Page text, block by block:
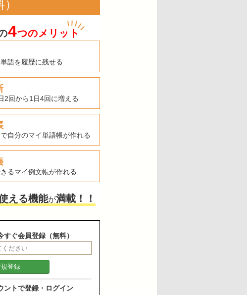
4つのメリット
語を履歴に残せる
2回から1日4回に増える
自分のマイ単語帳が作れる
るマイ例文帳が作れる
える機能が満載！！
すぐ会員登録（無料）
ントで登録・ログイン